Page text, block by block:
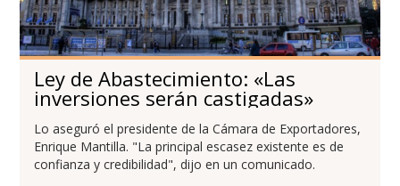
Ley de Abastecimiento: «Las
inversiones serán castigadas»
Lo aseguró el presidente de la Cámara de Exportadores,
Enrique Mantilla. "La principal escasez existente es de
confianza y credibilidad", dijo en un comunicado.